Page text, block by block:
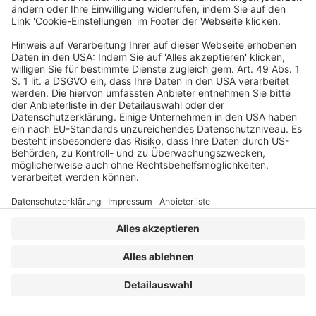
VERLAG
KONTAKT
IMPRESSUM
MEDIADATEN
DATENSCHUTZ
AGB
Erstellt mit WordPressundMerlin.